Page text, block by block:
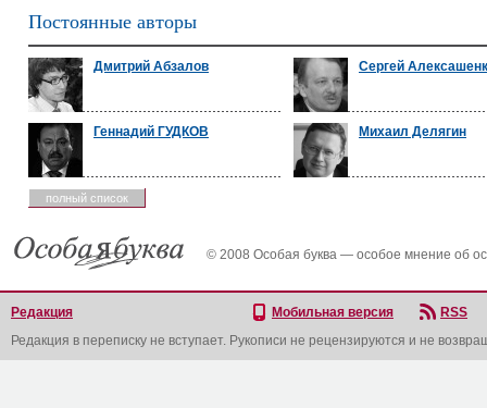
Постоянные авторы
Дмитрий Абзалов Сергей
Геннадий ГУДКОВ Михаил Делягин
полный список
© 2008 Особая буква — особое мнение об
Редакция Мобильная версия
RSS
Редакция в переписку не вступает. Рукописи не рецензируются и не